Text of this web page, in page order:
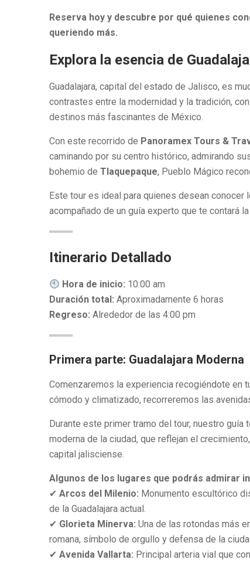
Reserva hoy y descubre por qué quienes
queriendo más.
Explora la esencia de
Guadalajara, capital del estado de Jalisco, es
contrastes entre la modernidad y la tradición,
destinos más fascinantes de México.
Con este recorrido de Panoramex Tours &
caminando por su centro histórico, admirando
bohemio de Tlaquepaque, Pueblo Mágico
Este tour es ideal para quienes desean
acompañado de un guía experto que te contará
Itinerario Detallado
Hora de inicio: 10:00 am
Duración total: Aproximadamente 6 horas
Regreso: Alrededor de las 4:00 pm
Primera parte: Guadalajara Moderna
Comenzaremos la experiencia recogiéndote en
cómodo y climatizado, recorreremos las
Durante este primer tramo del tour, nuestro
moderna de la ciudad, que reflejan el
capital jalisciense.
Algunos de los lugares que podrás admirar
✔ Arcos del Milenio: Monumento escultórico
de la Guadalajara actual.
✔ Glorieta Minerva: Una de las rotondas más
romana, símbolo de orgullo y defensa de la
✔ Avenida Vallarta: Principal arteria vial que